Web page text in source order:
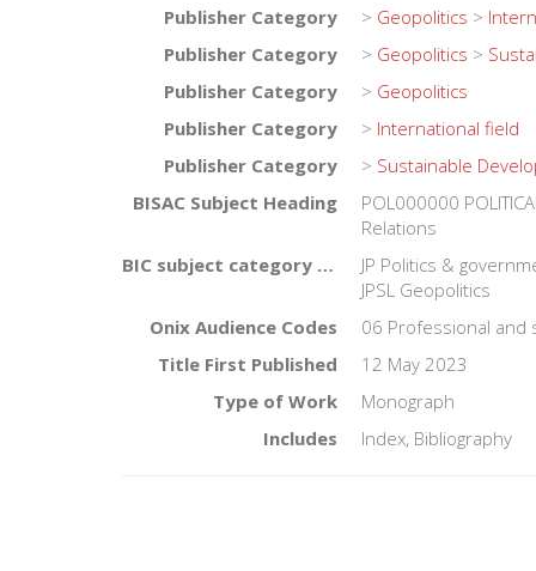
Publisher Category
> Geopolitics >
Publisher Category
> Geopolitics >
Publisher Category
> Geopolitics
Publisher Category
> International field
Publisher Category
> Sustainable
BISAC Subject Heading
POL000000
Relations
BIC subject category (UK)
JP Politics &
JPSL Geopolitics
Onix Audience Codes
06 Professional and
Title First Published
12 May 2023
Type of Work
Monograph
Includes
Index, Bibliography